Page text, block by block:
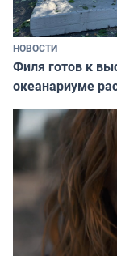
НОВОСТИ
Филя готов к
океанариуме